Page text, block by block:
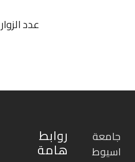
عدد الزوار
جامعة
اسيوط
روابط
هامة